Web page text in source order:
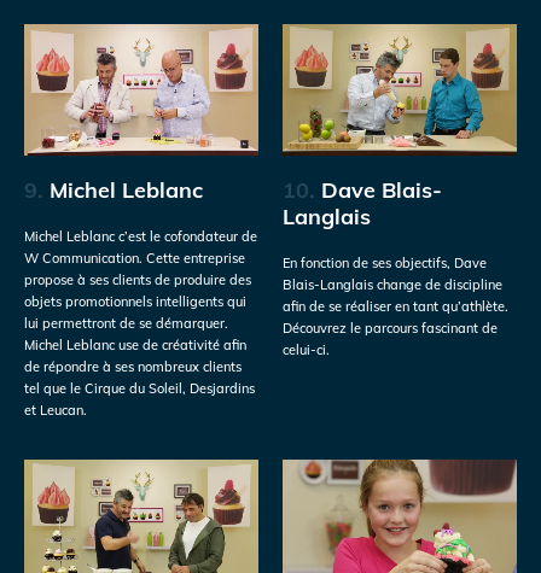
9. Michel Leblanc
Michel Leblanc c’est le cofondateur de
W Communication. Cette entreprise
propose à ses clients de produire des
objets promotionnels intelligents qui
lui permettront de se démarquer.
Michel Leblanc use de créativité afin
de répondre à ses nombreux clients
tel que le Cirque du Soleil, Desjardins
et Leucan.
10. Dave Blais-
Langlais
En fonction de ses objectifs, Dave
Blais-Langlais change de discipline
afin de se réaliser en tant qu’athlète.
Découvrez le parcours fascinant de
celui-ci.